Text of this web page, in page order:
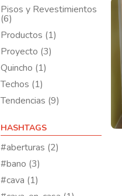
Pisos y Revestimientos
(6)
Productos (1)
Proyecto (3)
Quincho (1)
Techos (1)
Tendencias (9)
HASHTAGS
#aberturas (2)
#bano (3)
#cava (1)